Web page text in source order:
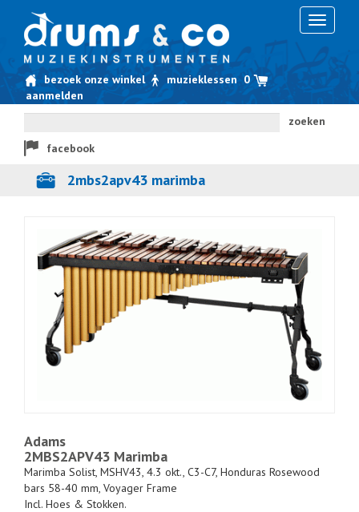
Toggle
bezoek onze winkel muzieklessen 0
aanmelden
zoeken
facebook
2mbs2apv43 marimba
Adams
2MBS2APV43 Marimba
Marimba Solist, MSHV43, 4.3 okt., C3-C7, Honduras Rosewood
bars 58-40 mm, Voyager Frame
Incl. Hoes & Stokken.